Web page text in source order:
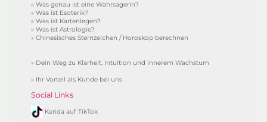
»Was genau ist eine Wahrsagerin?
»Was ist Esoterik?
»Was ist Kartenlegen?
»Was ist Astrologie?
»Chinesisches Sternzeichen / Horoskop berechnen
» Dein Weg zu Klarheit, Intuition und innerem Wachstum
» Ihr Vorteil als Kunde bei uns
Social Links
Kerida auf TikTok